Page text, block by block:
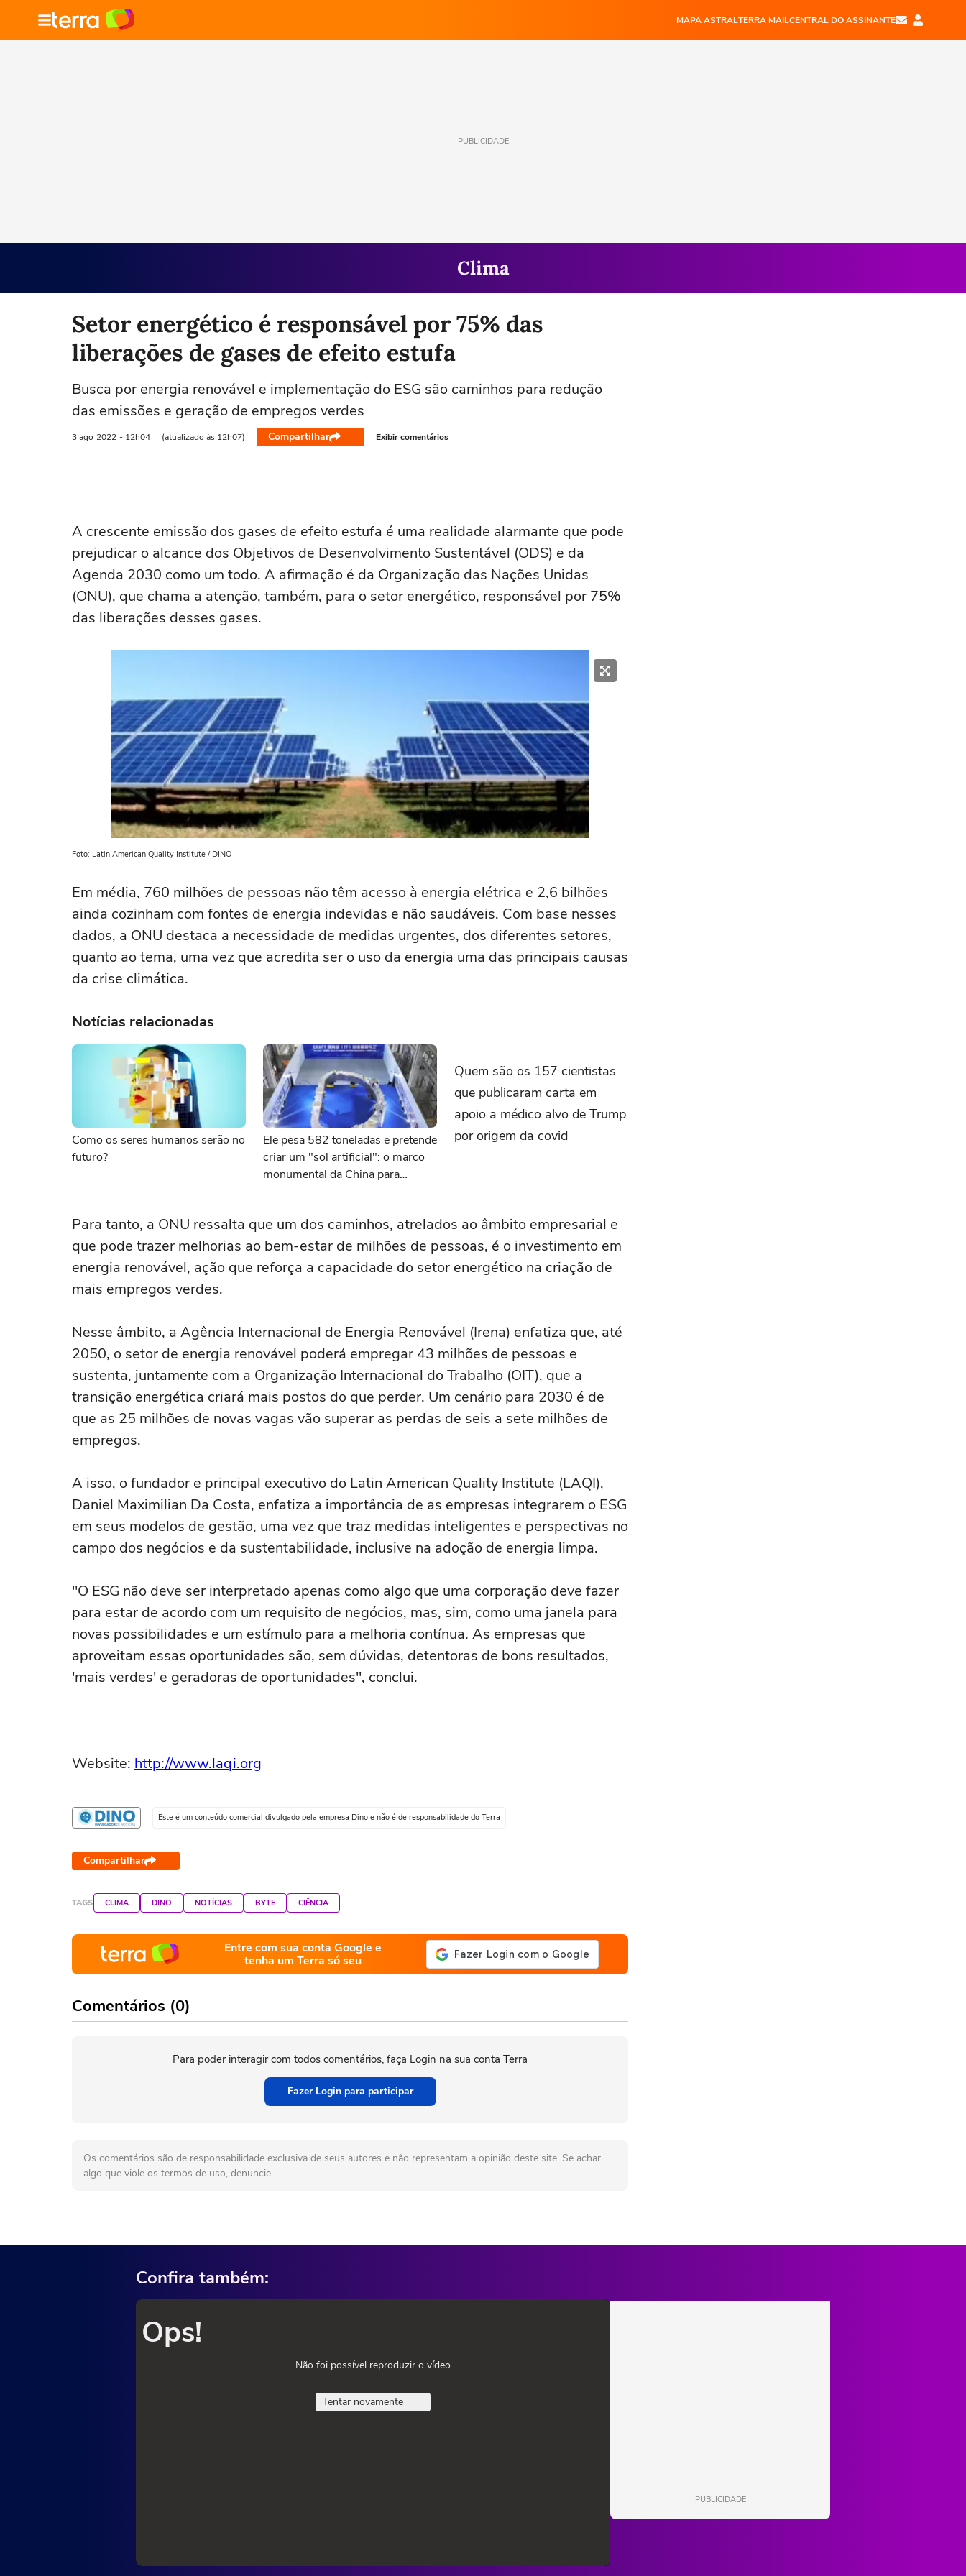
MAPA ASTRALTERRA MAILCENTRAL DO ASSINANTE
PUBLICIDADE
Clima
Setor energético é responsável por 75% das
liberações de gases de efeito estufa
Busca por energia renovável e implementação do ESG são caminhos para redução
das emissões e geração de empregos verdes
3 ago 2022 - 12h04 (atualizado às 12h07) Compartilhar Exibir comentários
A crescente emissão dos gases de efeito estufa é uma realidade alarmante que pode
prejudicar o alcance dos Objetivos de Desenvolvimento Sustentável (ODS) e da
Agenda 2030 como um todo. A afirmação é da Organização das Nações Unidas
(ONU), que chama a atenção, também, para o setor energético, responsável por 75%
das liberações desses gases.
Foto: Latin American Quality Institute / DINO
Em média, 760 milhões de pessoas não têm acesso à energia elétrica e 2,6 bilhões
ainda cozinham com fontes de energia indevidas e não saudáveis. Com base nesses
dados, a ONU destaca a necessidade de medidas urgentes, dos diferentes setores,
quanto ao tema, uma vez que acredita ser o uso da energia uma das principais causas
da crise climática.
Notícias relacionadas
Como os seres humanos serão no
futuro?
Ele pesa 582 toneladas e pretende
criar um "sol artificial": o marco
monumental da China para
Quem são os 157 cientistas
que publicaram carta em
apoio a médico alvo de Trump
por origem da covid
Para tanto, a ONU ressalta que um dos caminhos, atrelados ao âmbito empresarial e
que pode trazer melhorias ao bem-estar de milhões de pessoas, é o investimento em
energia renovável, ação que reforça a capacidade do setor energético na criação de
mais empregos verdes.
Nesse âmbito, a Agência Internacional de Energia Renovável (Irena) enfatiza que, até
2050, o setor de energia renovável poderá empregar 43 milhões de pessoas e
sustenta, juntamente com a Organização Internacional do Trabalho (OIT), que a
transição energética criará mais postos do que perder. Um cenário para 2030 é de
que as 25 milhões de novas vagas vão superar as perdas de seis a sete milhões de
empregos.
A isso, o fundador e principal executivo do Latin American Quality Institute (LAQI),
Daniel Maximilian Da Costa, enfatiza a importância de as empresas integrarem o ESG
em seus modelos de gestão, uma vez que traz medidas inteligentes e perspectivas no
campo dos negócios e da sustentabilidade, inclusive na adoção de energia limpa.
"O ESG não deve ser interpretado apenas como algo que uma corporação deve fazer
para estar de acordo com um requisito de negócios, mas, sim, como uma janela para
novas possibilidades e um estímulo para a melhoria contínua. As empresas que
aproveitam essas oportunidades são, sem dúvidas, detentoras de bons resultados,
'mais verdes' e geradoras de oportunidades", conclui.
Website: http://www.laqi.org
Este é um conteúdo comercial divulgado pela empresa Dino e não é de responsabilidade do Terra
Compartilhar
TAGS CLIMA DINO NOTÍCIAS BYTE CIÊNCIA
Entre com sua conta Google e
tenha um Terra só seu
Comentários (0)
Para poder interagir com todos comentários, faça Login na sua conta Terra
Fazer Login para participar
Os comentários são de responsabilidade exclusiva de seus autores e não representam a opinião deste site. Se achar
algo que viole os termos de uso, denuncie.
Confira também:
Ops!
Não foi possível reproduzir o vídeo
Tentar novamente
PUBLICIDADE